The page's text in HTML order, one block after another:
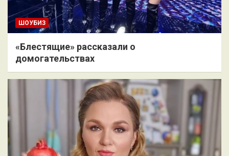
ШОУБИЗ
«Блестящие» рассказали о
домогательствах